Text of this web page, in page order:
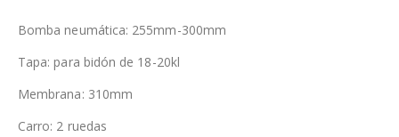
Bomba neumática: 255mm-300mm
Tapa: para bidón de 18-20kl
Membrana: 310mm
Carro: 2 ruedas